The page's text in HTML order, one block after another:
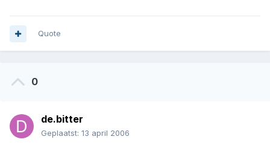
Quote
0
de.bitter
Geplaatst: 13 april 2006